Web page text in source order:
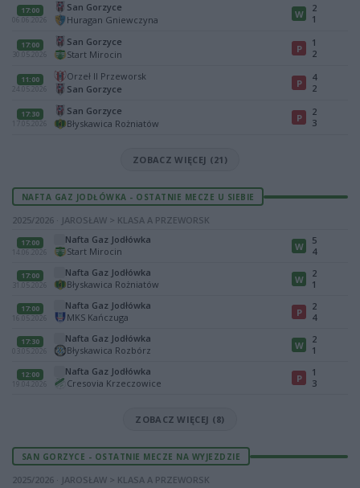
17:00
06.06.2026
San Gorzyce
Huragan Gniewczyna
W
2
1
17:00
30.05.2026
San Gorzyce
Start Mirocin
P
1
2
11:00
24.05.2026
Orzeł II Przeworsk
San Gorzyce
P
4
2
17:30
17.05.2026
San Gorzyce
Błyskawica Rożniatów
P
2
3
ZOBACZ WIĘCEJ (21)
NAFTA GAZ JODŁÓWKA - OSTATNIE MECZE U SIEBIE
2025/2026 · JAROSŁAW > KLASA A PRZEWORSK
17:00
14.06.2026
Nafta Gaz Jodłówka
Start Mirocin
W
5
4
17:00
31.05.2026
Nafta Gaz Jodłówka
Błyskawica Rożniatów
W
2
1
17:00
16.05.2026
Nafta Gaz Jodłówka
MKS Kańczuga
P
2
4
17:30
03.05.2026
Nafta Gaz Jodłówka
Błyskawica Rozbórz
W
2
1
12:00
19.04.2026
Nafta Gaz Jodłówka
Cresovia Krzeczowice
P
1
3
ZOBACZ WIĘCEJ (8)
SAN GORZYCE - OSTATNIE MECZE NA WYJEZDZIE
2025/2026 · JAROSŁAW > KLASA A PRZEWORSK